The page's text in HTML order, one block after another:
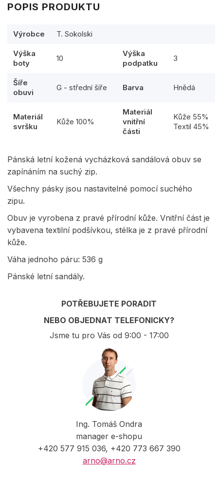
POPIS PRODUKTU
Výrobce T. Sokolski
Výška
boty
10
Výška
podpatku
3
Šíře
obuvi
G - střední šíře Barva Hnědá
Materiál
svršku
Kůže 100%
Materiál
vnitřní
části
Kůže 55%
Textil 45%
Pánská letní kožená vycházková sandálová obuv se
zapínáním na suchý zip.
Všechny pásky jsou nastavitelné pomocí suchého
zipu.
Obuv je vyrobena z pravé přírodní kůže. Vnitřní část je
vybavena textilní podšívkou, stélka je z pravé přírodní
kůže.
Váha jednoho páru: 536 g
Pánské letní sandály.
POTŘEBUJETE PORADIT
NEBO OBJEDNAT TELEFONICKY?
Jsme tu pro Vás od 9:00 - 17:00
Ing. Tomáš Ondra
manager e-shopu
+420 577 915 036, +420 773 667 390
arno@arno.cz